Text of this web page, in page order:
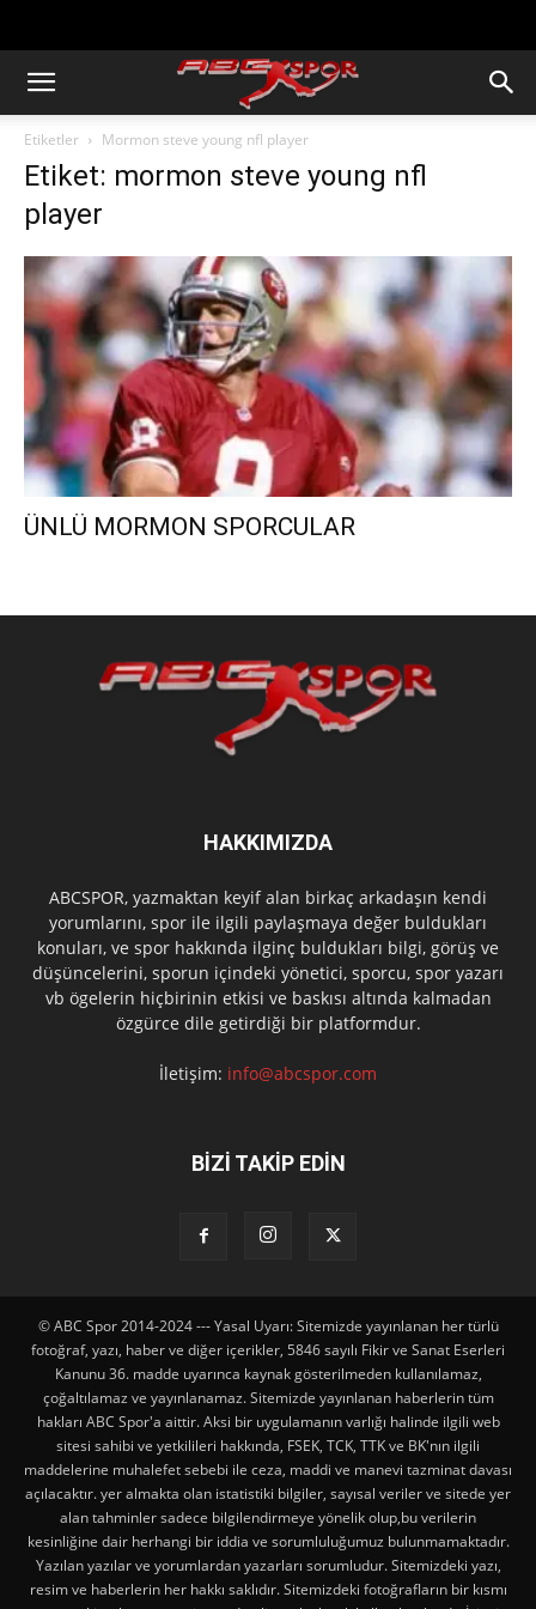
Etiketler Mormon steve young nfl player
Etiket: mormon steve young nfl
player
ÜNLÜ MORMON SPORCULAR
HAKKIMIZDA
ABCSPOR, yazmaktan keyif alan birkaç arkadaşın kendi
yorumlarını, spor ile ilgili paylaşmaya değer buldukları
konuları, ve spor hakkında ilginç buldukları bilgi, görüş ve
düşüncelerini, sporun içindeki yönetici, sporcu, spor yazarı
vb ögelerin hiçbirinin etkisi ve baskısı altında kalmadan
özgürce dile getirdiği bir platformdur.
İletişim: info@abcspor.com
BİZİ TAKİP EDİN
© ABC Spor 2014-2024 --- Yasal Uyarı: Sitemizde yayınlanan her türlü
fotoğraf, yazı, haber ve diğer içerikler, 5846 sayılı Fikir ve Sanat Eserleri
Kanunu 36. madde uyarınca kaynak gösterilmeden kullanılamaz,
çoğaltılamaz ve yayınlanamaz. Sitemizde yayınlanan haberlerin tüm
hakları ABC Spor'a aittir. Aksi bir uygulamanın varlığı halinde ilgili web
sitesi sahibi ve yetkilileri hakkında, FSEK, TCK, TTK ve BK'nın ilgili
maddelerine muhalefet sebebi ile ceza, maddi ve manevi tazminat davası
açılacaktır. yer almakta olan istatistiki bilgiler, sayısal veriler ve sitede yer
alan tahminler sadece bilgilendirmeye yönelik olup,bu verilerin
kesinliğine dair herhangi bir iddia ve sorumluluğumuz bulunmamaktadır.
Yazılan yazılar ve yorumlardan yazarları sorumludur. Sitemizdeki yazı,
resim ve haberlerin her hakkı saklıdır. Sitemizdeki fotoğrafların bir kısmı